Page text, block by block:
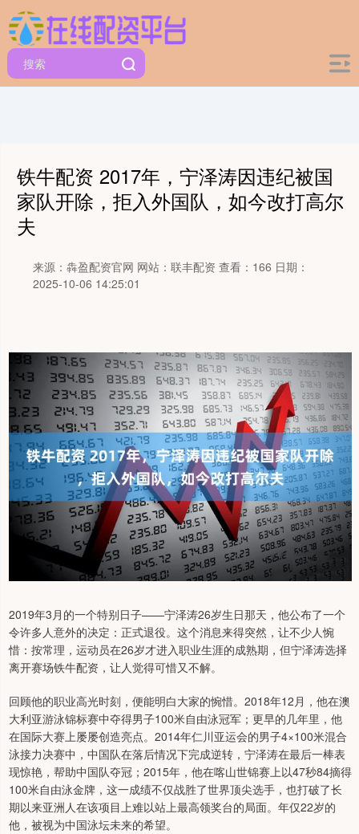
铁牛配资 2017年，宁泽涛因违纪被国
家队开除，拒入外国队，如今改打高尔
夫
来源：犇盈配资官网 网站：联丰配资 查看：166 日期：
2025-10-06 14:25:01
2019年3月的一个特别日子——宁泽涛26岁生日那天，他公布了一个
令许多人意外的决定：正式退役。这个消息来得突然，让不少人惋
惜：按常理，运动员在26岁才进入职业生涯的成熟期，但宁泽涛选择
离开赛场铁牛配资，让人觉得可惜又不解。
回顾他的职业高光时刻，便能明白大家的惋惜。2018年12月，他在澳
大利亚游泳锦标赛中夺得男子100米自由泳冠军；更早的几年里，他
在国际大赛上屡屡创造亮点。2014年仁川亚运会的男子4×100米混合
泳接力决赛中，中国队在落后情况下完成逆转，宁泽涛在最后一棒表
现惊艳，帮助中国队夺冠；2015年，他在喀山世锦赛上以47秒84摘得
100米自由泳金牌，这一成绩不仅战胜了世界顶尖选手，也打破了长
期以来亚洲人在该项目上难以站上最高领奖台的局面。年仅22岁的
他，被视为中国泳坛未来的希望。